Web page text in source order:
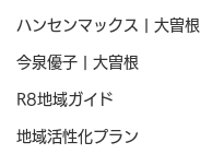
ハンセンマックス | 大曽根
今泉優子 | 大曽根
R8地域ガイド
地域活性化プラン